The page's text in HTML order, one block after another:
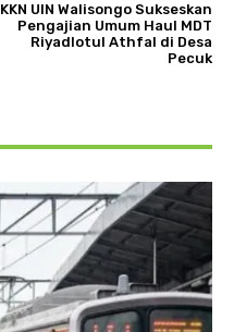
KKN UIN Walisongo Sukseskan
Pengajian Umum Haul MDT
Riyadlotul Athfal di Desa
Pecuk